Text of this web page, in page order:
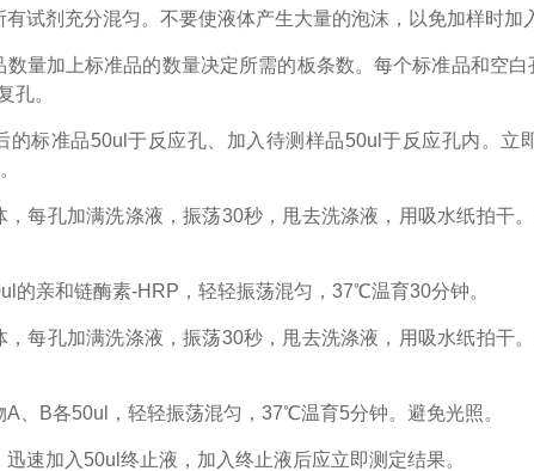
有试剂充分混匀。不要使液体产生大量的泡沫，以免加样时加
数量加上标准品的数量决定所需的板条数。每个标准品和空
孔。
的标准品50ul于反应孔、加入待测样品50ul于反应孔内。立
，每孔加满洗涤液，振荡30秒，甩去洗涤液，用吸水纸拍干
的亲和链酶素-HRP，轻轻振荡混匀，37℃温育30分钟。
，每孔加满洗涤液，振荡30秒，甩去洗涤液，用吸水纸拍干
A、B各50ul，轻轻振荡混匀，37℃温育5分钟。避免光照。
速加入50ul终止液，加入终止液后应立即测定结果。